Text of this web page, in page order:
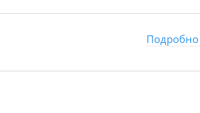
Подробно